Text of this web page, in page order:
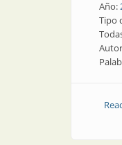
Año:
Tipo